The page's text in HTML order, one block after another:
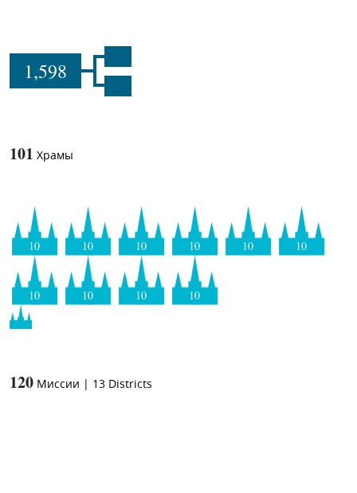
1,598
101 Храмы
10 10 10 10 10 10
10 10 10 10
120 Миссии | 13 Districts